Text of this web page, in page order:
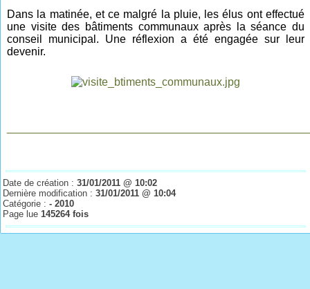
Dans la matinée, et ce malgré la pluie, les élus ont effectué
une visite des bâtiments communaux après la séance du
conseil municipal. Une réflexion a été engagée sur leur
devenir.
Date de création :31/01/2011 @ 10:02
Dernière modification :31/01/2011 @ 10:04
Catégorie :- 2010
Page lue145264 fois